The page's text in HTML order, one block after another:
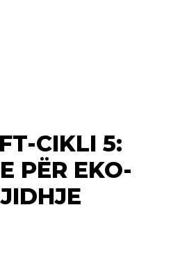
CIKLI 5:
PËR EKO-